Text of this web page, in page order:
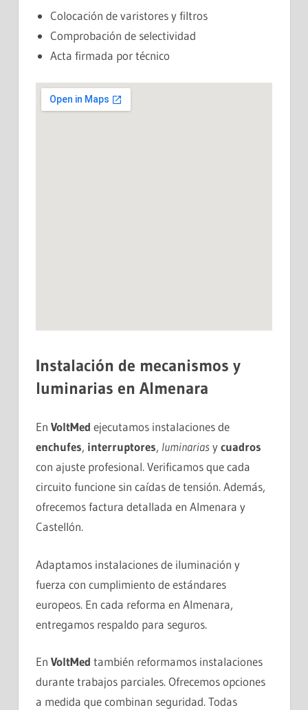
Colocación de varistores y filtros
Comprobación de selectividad
Acta firmada por técnico
Instalación de mecanismos y
luminarias en Almenara
En VoltMed ejecutamos instalaciones de
enchufes, interruptores, luminarias ycuadros
con ajuste profesional. Verificamos que cada
circuito funcione sin caídas de tensión. Además,
ofrecemos factura detallada en Almenara y
Castellón.
Adaptamos instalaciones de iluminación y
fuerza con cumplimiento de estándares
europeos. En cada reforma en Almenara,
entregamos respaldo para seguros.
En VoltMed también reformamos instalaciones
durante trabajos parciales. Ofrecemos opciones
a medida que combinan seguridad. Todas